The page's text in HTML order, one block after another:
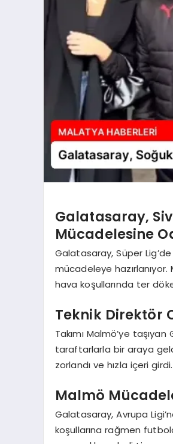
Galatasaray,
Mücadelesine
Galatasaray, Süper
mücadeleye hazırlanıyor.
hava koşullarında ter
Teknik Direktör
Takımı Malmö’ye
taraftarlarla bir araya
zorlandı ve hızla içeri girdi.
Malmö
Galatasaray, Avrupa
koşullarına rağmen